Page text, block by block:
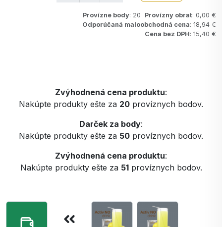
Provízne body: 20 Provízny obrat: 0,00 €
Odporúčaná maloobchodná cena: 18,94 €
Cena bez DPH: 15,40 €
Zvýhodnená cena produktu:
Nakúpte produkty ešte za 20 províznych bodov.
Darček za body:
Nakúpte produkty ešte za 50 províznych bodov.
Zvýhodnená cena produktu:
Nakúpte produkty ešte za 51províznych bodov.